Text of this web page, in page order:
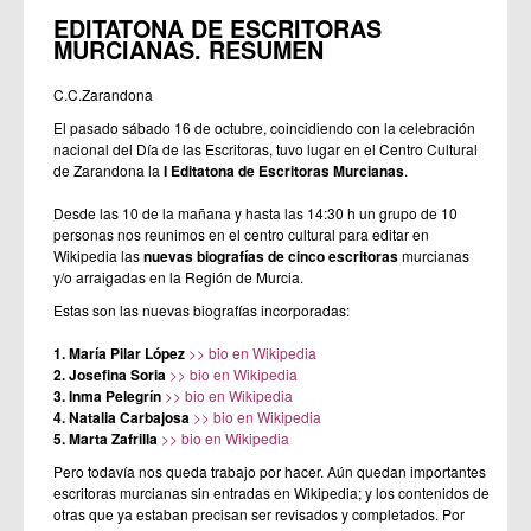
EDITATONA DE ESCRITORAS
MURCIANAS. RESUMEN
C.C.Zarandona
El pasado sábado 16 de octubre, coincidiendo con la celebración
nacional del Día de las Escritoras, tuvo lugar en el Centro Cultural
de Zarandona la I Editatona de Escritoras Murcianas.
Desde las 10 de la mañana y hasta las 14:30 h un grupo de 10
personas nos reunimosen el centro cultural para editar en
Wikipedia lasnuevas biografías de cinco escritorasmurcianas
y/o arraigadas en la Región de Murcia.
Estas son las nuevas biografías incorporadas:
1. María Pilar López >> bio en Wikipedia
2. Josefina Soria >> bio en Wikipedia
3. Inma Pelegrín >> bio en Wikipedia
4. Natalia Carbajosa >> bio en Wikipedia
5. Marta Zafrilla >> bio en Wikipedia
Pero todavía nos queda trabajo por hacer. Aún quedan importantes
escritoras murcianas sin entradas en Wikipedia; y los contenidos de
otras que ya estaban precisan ser revisados y completados. Por